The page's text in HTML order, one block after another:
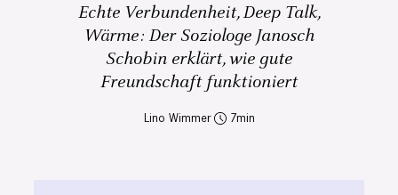
Echte Verbundenheit, Deep Talk,
Wärme: Der Soziologe Janosch
Schobin erklärt, wie gute
Freundschaft funktioniert
Lino Wimmer 7